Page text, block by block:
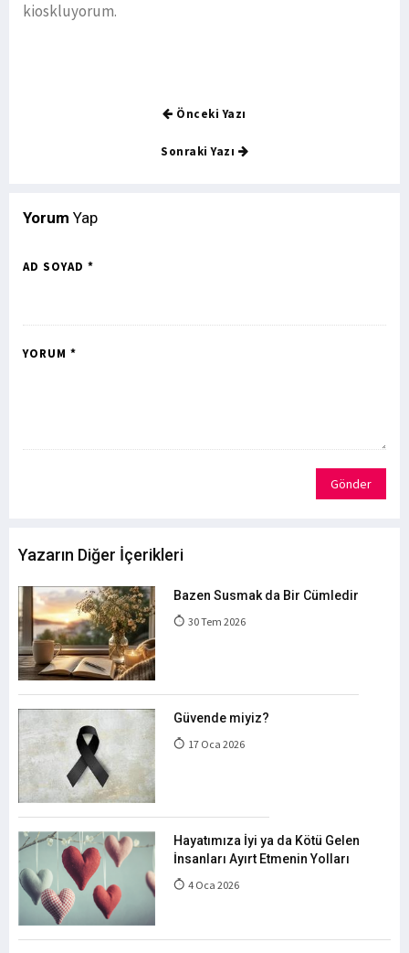
kioskluyorum.
Önceki Yazı
Sonraki Yazı
Yorum Yap
AD SOYAD *
YORUM *
Gönder
Yazarın Diğer İçerikleri
Bazen Susmak da Bir Cümledir
30 Tem 2026
Güvende miyiz?
17 Oca 2026
Hayatımıza İyi ya da Kötü Gelen
İnsanları Ayırt Etmenin Yolları
4 Oca 2026